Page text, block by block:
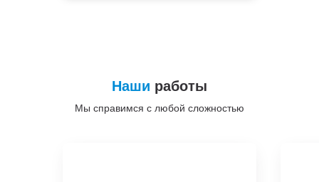
Наши работы
Мы справимся с любой сложностью